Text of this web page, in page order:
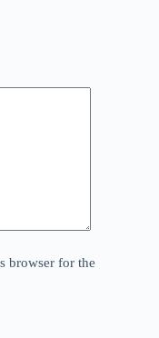
browser for the